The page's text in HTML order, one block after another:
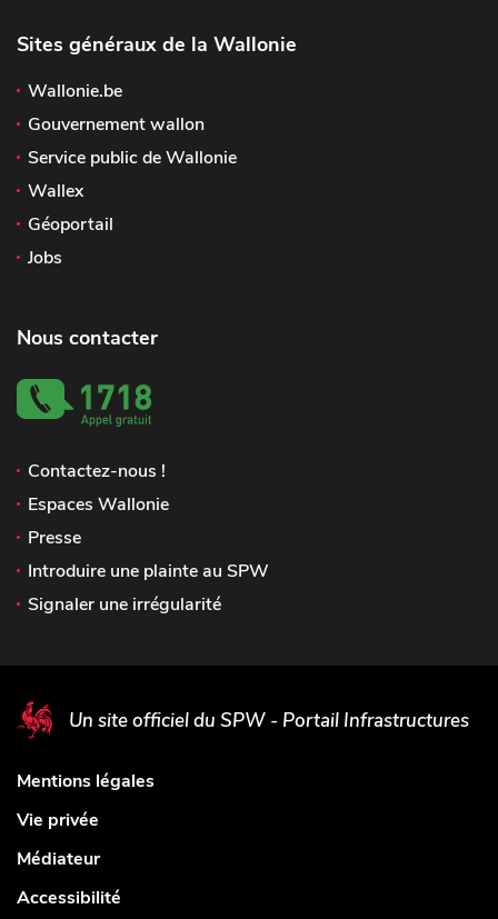
Sites généraux de la Wallonie
Wallonie.be
Gouvernement wallon
Service public de Wallonie
Wallex
Géoportail
Jobs
Nous contacter
Contactez-nous !
Espaces Wallonie
Presse
Introduire une plainte au SPW
Signaler une irrégularité
Un site officiel du SPW - Portail Infrastructures
Mentions légales
Vie privée
Médiateur
Accessibilité